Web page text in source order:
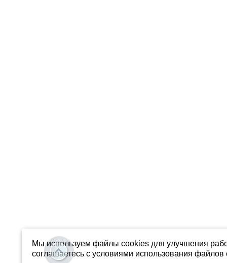
Мы используем файлы cookies для улучшения
соглашаетесь с условиями использования файлов